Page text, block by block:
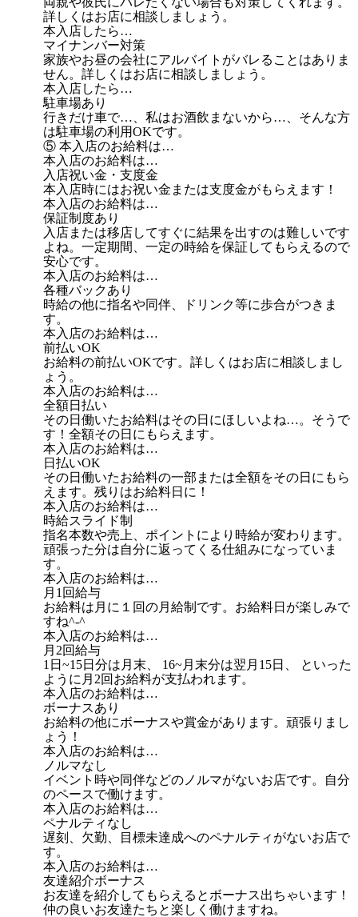
詳しくはお店に相談しましょう。
本入店したら…
マイナンバー対策
家族やお昼の会社にアルバイトがバレることはありま
せん。詳しくはお店に相談しましょう。
本入店したら…
駐車場あり
行きだけ車で…、私はお酒飲まないから…、そんな方
は駐車場の利用OKです。
⑤ 本入店のお給料は…
本入店のお給料は…
入店祝い金・支度金
本入店時にはお祝い金または支度金がもらえます！
本入店のお給料は…
保証制度あり
入店または移店してすぐに結果を出すのは難しいです
よね。一定期間、一定の時給を保証してもらえるので
安心です。
本入店のお給料は…
各種バックあり
時給の他に指名や同伴、ドリンク等に歩合がつきま
す。
本入店のお給料は…
前払いOK
お給料の前払いOKです。詳しくはお店に相談しまし
ょう。
本入店のお給料は…
全額日払い
その日働いたお給料はその日にほしいよね…。そうで
す！全額その日にもらえます。
本入店のお給料は…
日払いOK
その日働いたお給料の一部または全額をその日にもら
えます。残りはお給料日に！
本入店のお給料は…
時給スライド制
指名本数や売上、ポイントにより時給が変わります。
頑張った分は自分に返ってくる仕組みになっていま
す。
本入店のお給料は…
月1回給与
お給料は月に１回の月給制です。お給料日が楽しみで
すね^-^
本入店のお給料は…
月2回給与
1日~15日分は月末、 16~月末分は翌月15日、 といった
ように月2回お給料が支払われます。
本入店のお給料は…
ボーナスあり
お給料の他にボーナスや賞金があります。頑張りまし
ょう！
本入店のお給料は…
ノルマなし
イベント時や同伴などのノルマがないお店です。自分
のペースで働けます。
本入店のお給料は…
ペナルティなし
遅刻、欠勤、目標未達成へのペナルティがないお店で
す。
本入店のお給料は…
友達紹介ボーナス
お友達を紹介してもらえるとボーナス出ちゃいます！
仲の良いお友達たちと楽しく働けますね。